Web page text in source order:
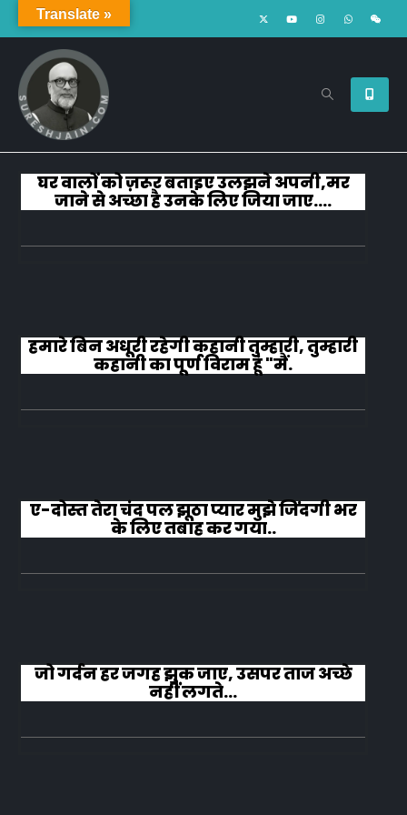
घर वालों को ज़रूर बताइए उलझने अपनी,मर
जाने से अच्छा है उनके लिए जिया जाए….
हमारे बिन अधूरी रहेगी कहानी तुम्हारी, तुम्हारी
कहानी का पूर्ण विराम हूं "मैं.
ए-दोस्त तेरा चंद पल झूठा प्यार मुझे जिंदगी भर
के लिए तबाह कर गया..
जो गर्दन हर जगह झुक जाए, उसपर ताज अच्छे
नहीं लगते...
Translate »